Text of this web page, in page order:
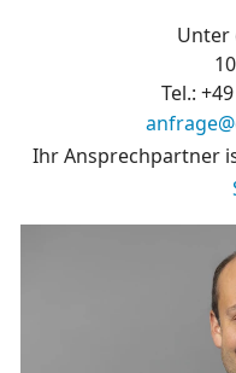
Unter
Tel.:
Ihr Ansprechpartner